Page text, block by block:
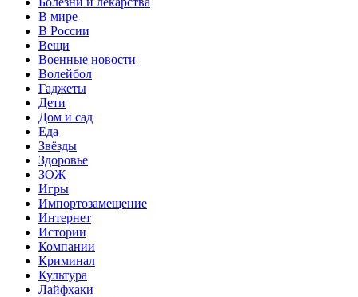
В мире
В России
Вещи
Военные новости
Волейбол
Гаджеты
Дети
Дом и сад
Еда
Звёзды
Здоровье
ЗОЖ
Игры
Импортозамещение
Интернет
Истории
Компании
Криминал
Культура
Лайфхаки